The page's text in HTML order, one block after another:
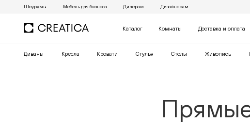
Шоурумы Мебель для бизнеса Дилерам Дизайнерам
Каталог Комнаты Доставка и оплата
Диваны Кресла Кровати Cтулья Столы Живопись